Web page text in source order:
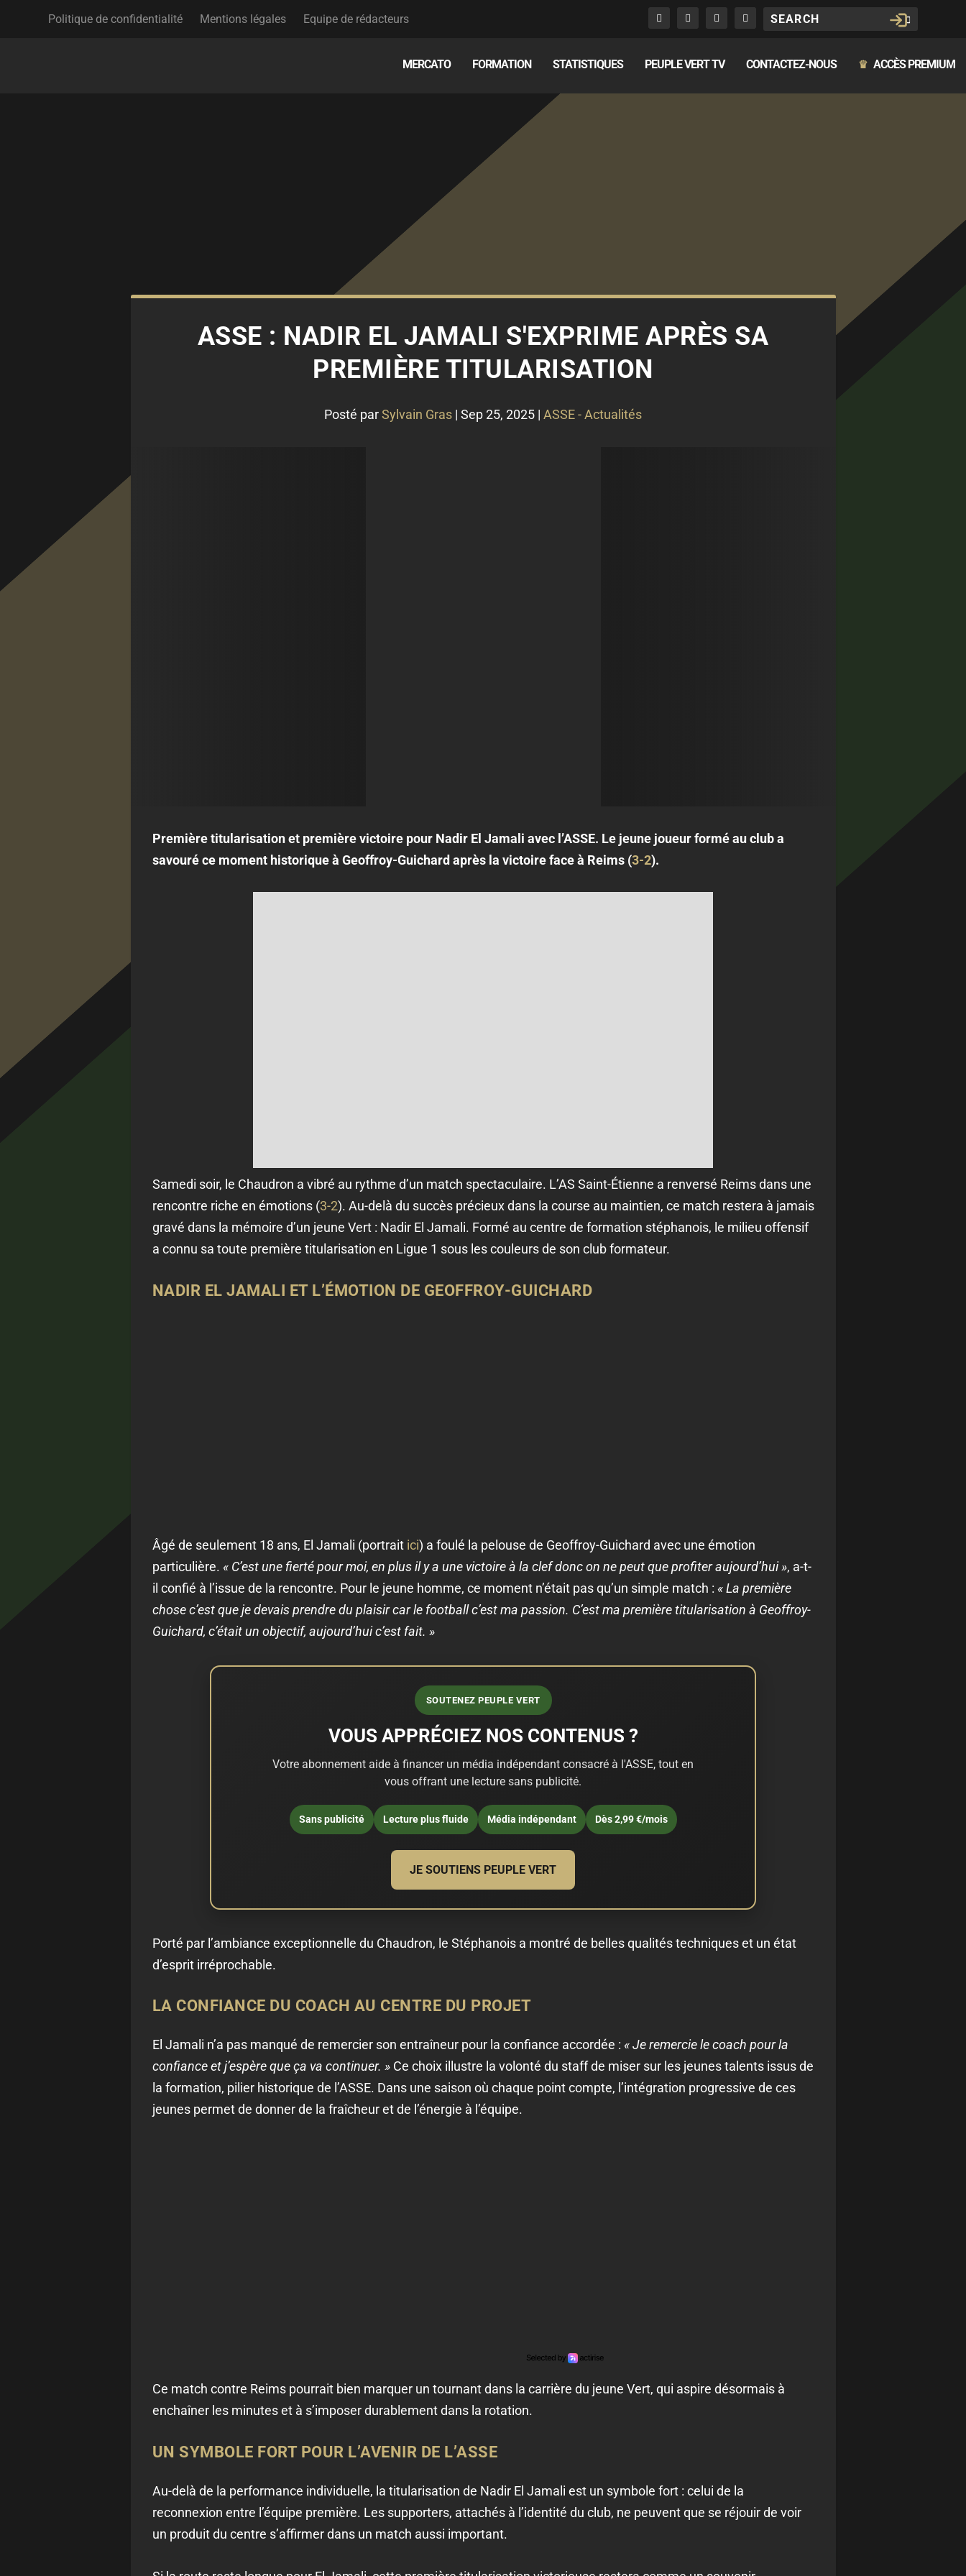
Politique de confidentialité Mentions légales Equipe de rédacteurs
MERCATO FORMATION STATISTIQUES PEUPLE VERT TV CONTACTEZ-NOUS ♛ ACCÈS PREMIUM
ASSE : NADIR EL JAMALI S'EXPRIME APRÈS SA
PREMIÈRE TITULARISATION
Posté parSylvain Gras | Sep 25, 2025 | ASSE - Actualités
Première titularisation et première victoire pour Nadir El Jamali avec l’ASSE. Le jeune joueur formé au club a
savouré ce moment historique à Geoffroy-Guichard après la victoire face à Reims (3-2).
Samedi soir, le Chaudron a vibré au rythme d’un match spectaculaire. L’AS Saint-Étienne a renversé Reims dans une
rencontre riche en émotions (3-2). Au-delà du succès précieux dans la course au maintien, ce match restera à jamais
gravé dans la mémoire d’un jeune Vert : Nadir El Jamali. Formé au centre de formation stéphanois, le milieu offensif
a connu sa toute première titularisation en Ligue 1 sous les couleurs de son club formateur.
NADIR EL JAMALI ET L’ÉMOTION DE GEOFFROY-GUICHARD
Âgé de seulement 18 ans, El Jamali (portrait ici) a foulé la pelouse de Geoffroy-Guichard avec une émotion
particulière. « C’est une fierté pour moi, en plus il y a une victoire à la clef donc on ne peut que profiter aujourd’hui », a-t-
il confié à l’issue de la rencontre. Pour le jeune homme, ce moment n’était pas qu’un simple match : « La première
chose c’est que je devais prendre du plaisir car le football c’est ma passion. C’est ma première titularisation à Geoffroy-
Guichard, c’était un objectif, aujourd’hui c’est fait. »
SOUTENEZ PEUPLE VERT
VOUS APPRÉCIEZ NOS CONTENUS ?
Votre abonnement aide à financer un média indépendant consacré à l'ASSE, tout en
vous offrant une lecture sans publicité.
Sans publicité Lecture plus fluide Média indépendant Dès 2,99 €/mois
JE SOUTIENS PEUPLE VERT
Porté par l’ambiance exceptionnelle du Chaudron, le Stéphanois a montré de belles qualités techniques et un état
d’esprit irréprochable.
LA CONFIANCE DU COACH AU CENTRE DU PROJET
El Jamali n’a pas manqué de remercier son entraîneur pour la confiance accordée : « Je remercie le coach pour la
confiance et j’espère que ça va continuer. »Ce choix illustre la volonté du staff de miser sur les jeunes talents issus de
la formation, pilier historique de l’ASSE. Dans une saison où chaque point compte, l’intégration progressive de ces
jeunes permet de donner de la fraîcheur et de l’énergie à l’équipe.
Ce match contre Reims pourrait bien marquer un tournant dans la carrière du jeune Vert, qui aspire désormais à
enchaîner les minutes et à s’imposer durablement dans la rotation.
UN SYMBOLE FORT POUR L’AVENIR DE L’ASSE
Au-delà de la performance individuelle, la titularisation de Nadir El Jamali est un symbole fort : celui de la
reconnexion entre l’équipe première. Les supporters, attachés à l’identité du club, ne peuvent que se réjouir de voir
un produit du centre s’affirmer dans un match aussi important.